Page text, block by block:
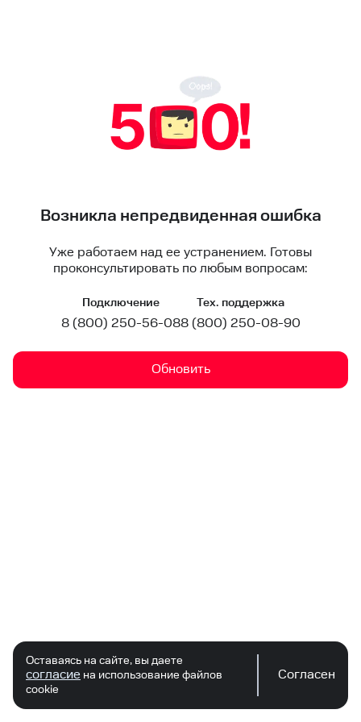
Возникла непредвиденная ошибка
Уже работаем над ее устранением. Готовы
проконсультировать по любым вопросам:
Подключение
8 (800) 250-56-08
Тех. поддержка
8 (800) 250-08-90
Обновить
Оставаясь на сайте, вы даете
согласие на использование файлов
cookie
Согласен